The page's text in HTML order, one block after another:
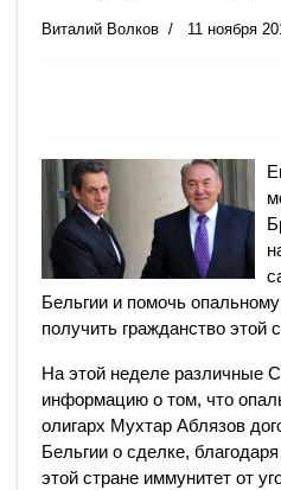
Виталий Волков 11 ноября
Бельгии и помочь
получить гражданство этой
На этой неделе различные
информацию о том, что
олигарх Мухтар Аблязов
Бельгии о сделке,
этой стране иммунитет от